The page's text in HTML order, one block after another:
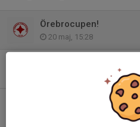
Örebrocupen!
20 maj, 15:28